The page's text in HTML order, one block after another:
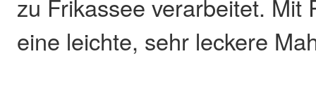
zu Frikassee verarbeitet. Mit
eine leichte, sehr leckere